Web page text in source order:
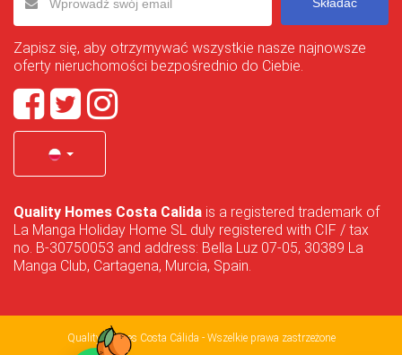
Zapisz się, aby otrzymywać wszystkie nasze najnowsze
oferty nieruchomości bezpośrednio do Ciebie.
Quality Homes Costa Calida is a registered trademark of
La Manga Holiday Home SL duly registered with CIF / tax
no. B-30750053 and address: Bella Luz 07-05, 30389 La
Manga Club, Cartagena, Murcia, Spain.
Quality Homes Costa Cálida - Wszelkie prawa zastrzeżone